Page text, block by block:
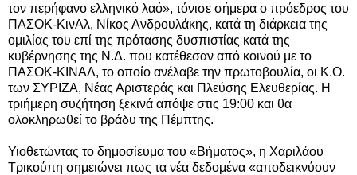
τον περήφανο ελληνικό λαό», τόνισε σήμερα ο πρόεδρος του
ΠΑΣΟΚ-ΚινΑλ, Νίκος Ανδρουλάκης, κατά τη διάρκεια της
ομιλίας του επί της πρότασης δυσπιστίας κατά της
κυβέρνησης της Ν.Δ. που κατέθεσαν από κοινού με το
ΠΑΣΟΚ-ΚΙΝΑΛ, το οποίο ανέλαβε την πρωτοβουλία, οι Κ.Ο.
των ΣΥΡΙΖΑ, Νέας Αριστεράς και Πλεύσης Ελευθερίας. Η
τριήμερη συζήτηση ξεκινά απόψε στις 19:00 και θα
ολοκληρωθεί το βράδυ της Πέμπτης.
Υιοθετώντας το δημοσίευμα του «Βήματος», η Χαριλάου
Τρικούπη σημειώνει πως τα νέα δεδομένα «αποδεικνύουν